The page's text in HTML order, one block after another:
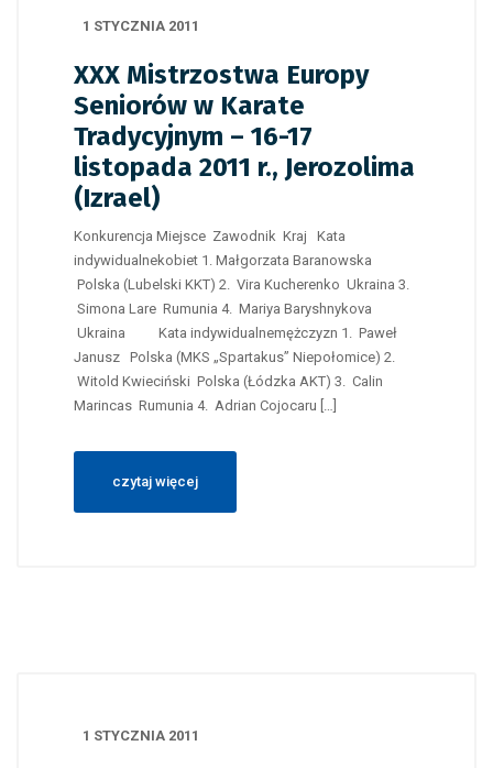
1 STYCZNIA 2011
XXX Mistrzostwa Europy
Seniorów w Karate
Tradycyjnym – 16-17
listopada 2011 r., Jerozolima
(Izrael)
Konkurencja Miejsce Zawodnik Kraj Kata
indywidualnekobiet 1. Małgorzata Baranowska
Polska (Lubelski KKT) 2. Vira Kucherenko Ukraina 3.
Simona Lare Rumunia 4. Mariya Baryshnykova
Ukraina Kata indywidualnemężczyzn 1. Paweł
Janusz Polska (MKS „Spartakus” Niepołomice) 2.
Witold Kwieciński Polska (Łódzka AKT) 3. Calin
Marincas Rumunia 4. Adrian Cojocaru […]
czytaj więcej
1 STYCZNIA 2011